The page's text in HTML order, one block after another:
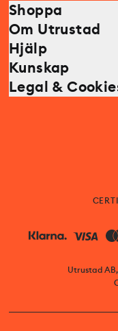
Shoppa
Om Utrustad
Hjälp
Kunskap
Legal &
Utrustad